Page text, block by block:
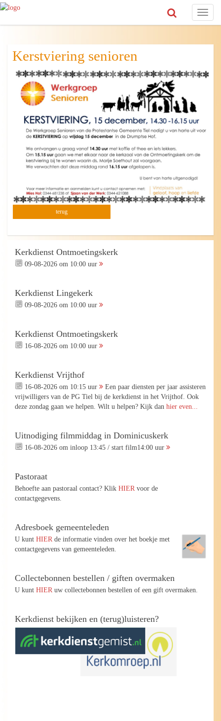
Toggle
Kerstviering senioren
terug
Kerkdienst Ontmoetingskerk
09-08-2026 om 10:00 uur
Kerkdienst Lingekerk
09-08-2026 om 10:00 uur
Kerkdienst Ontmoetingskerk
16-08-2026 om 10:00 uur
Kerkdienst Vrijthof
16-08-2026 om 10:15 uur
Een paar diensten per jaar assisteren
vrijwilligers van de PG Tiel bij de kerkdienst in het Vrijthof. Ook
deze zondag gaan we helpen. Wilt u helpen? Kijk dan hier even...
Uitnodiging filmmiddag in Dominicuskerk
16-08-2026 om inloop 13:45 / start film14:00 uur
Pastoraat
Behoefte aan pastoraal contact? Klik HIERvoor de
contactgegevens.
Adresboek gemeenteleden
U kunt HIERde informatie vinden over het boekje met
contactgegevens van gemeenteleden.
Collectebonnen bestellen / giften overmaken
U kunt HIERuw collectebonnen bestellen of een gift overmaken.
Kerkdienst bekijken en (terug)luisteren?